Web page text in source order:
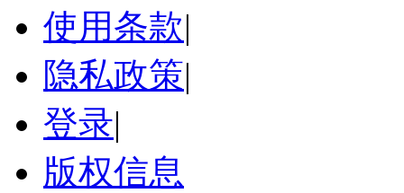
使用条款|
隐私政策|
登录|
版权信息